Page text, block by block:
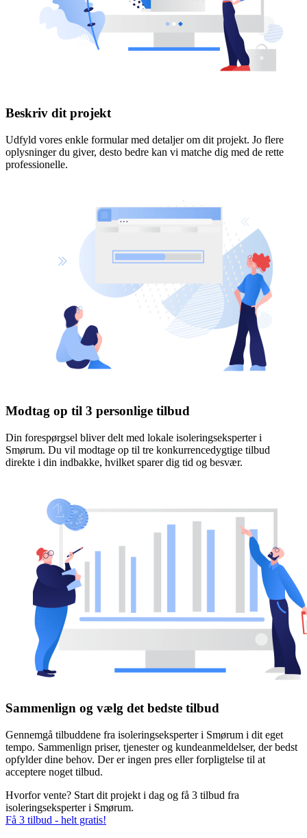
Beskriv dit projekt
Udfyld vores enkle formular med detaljer om dit projekt. Jo flere
oplysninger du giver, desto bedre kan vi matche dig med de rette
professionelle.
Modtag op til 3 personlige tilbud
Din forespørgsel bliver delt med lokale isoleringseksperter i
Smørum. Du vil modtage op til tre konkurrencedygtige tilbud
direkte i din indbakke, hvilket sparer dig tid og besvær.
Sammenlign og vælg det bedste tilbud
Gennemgå tilbuddene fra isoleringseksperter i Smørum i dit eget
tempo. Sammenlign priser, tjenester og kundeanmeldelser, der bedst
opfylder dine behov. Der er ingen pres eller forpligtelse til at
acceptere noget tilbud.
Hvorfor vente? Start dit projekt i dag og få 3 tilbud fra
isoleringseksperter i Smørum.
Få 3 tilbud - helt gratis!